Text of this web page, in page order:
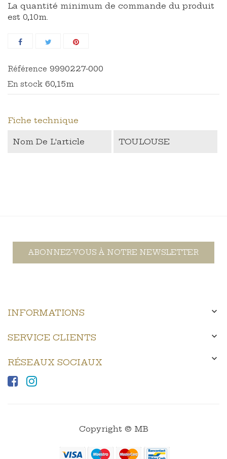
La quantité minimum de commande du produit
est 0,10m.
Référence 9990227-000
En stock 60,15m
Fiche technique
Nom De L'article TOULOUSE
ABONNEZ-VOUS À NOTRE NEWSLETTER
INFORMATIONS 
SERVICE CLIENTS 
RÉSEAUX SOCIAUX 
Copyright © MB